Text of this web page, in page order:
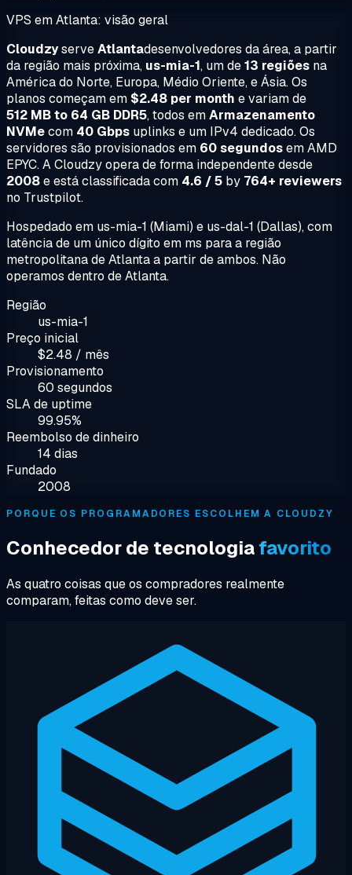
VPS em Atlanta: visão geral
CloudzyserveAtlantadesenvolvedores da área, a partir
da região mais próxima, us-mia-1, um de13 regiões na
América do Norte, Europa, Médio Oriente, e Ásia. Os
planos começam em $2.48 per month e variam de
512 MB to 64 GB DDR5, todos emArmazenamento
NVMecom 40 Gbps uplinks e um IPv4 dedicado. Os
servidores são provisionados em 60 segundosem AMD
EPYC. A Cloudzy opera de forma independente desde
2008e está classificada com 4.6 / 5 by 764+ reviewers
no Trustpilot.
Hospedado em us-mia-1 (Miami) e us-dal-1 (Dallas), com
latência de um único dígito em ms para a região
metropolitana de Atlanta a partir de ambos. Não
operamos dentro de Atlanta.
Região
us-mia-1
Preço inicial
$2.48 / mês
Provisionamento
60 segundos
SLA de uptime
99.95%
Reembolso de dinheiro
14 dias
Fundado
2008
PORQUE OS PROGRAMADORES ESCOLHEM A CLOUDZY
Conhecedor de tecnologiafavorito
As quatro coisas que os compradores realmente
comparam, feitas como deve ser.